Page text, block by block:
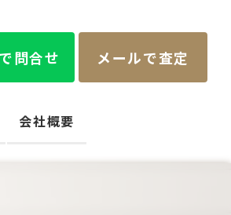
問合せ メールで査定
会社概要